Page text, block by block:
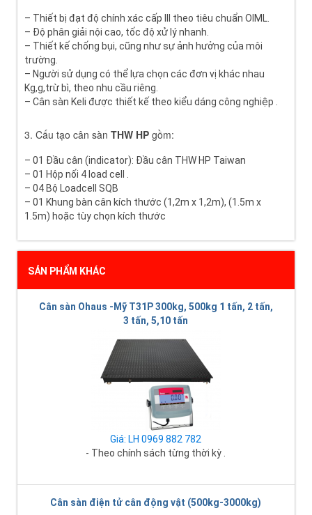
– Thiết bị đạt độ chính xác cấp III theo tiêu chuẩn OIML.
– Độ phân giải nội cao, tốc độ xử lý nhanh.
– Thiết kế chống bụi, cũng như sự ảnh hưởng của môi
trường.
– Người sử dụng có thể lựa chọn các đơn vị khác nhau
Kg,g,trừ bì, theo nhu cầu riêng.
– Cân sàn Keli được thiết kế theo kiểu dáng công nghiệp .
3. Cấu tạo cân sàn THW HP gồm:
– 01 Đầu cân (indicator): Đầu cân THW HP Taiwan
– 01 Hộp nối 4 load cell .
– 04 Bộ Loadcell SQB
– 01 Khung bàn cân kích thước (1,2m x 1,2m), (1.5m x
1.5m) hoặc tùy chọn kích thước
SẢN PHẨM KHÁC
Cân sàn Ohaus -Mỹ T31P 300kg, 500kg 1 tấn, 2 tấn,
3 tấn, 5,10 tấn
Giá: LH 0969 882 782
- Theo chính sách từng thời kỳ .
Cân sàn điện tử cân động vật (500kg-3000kg)